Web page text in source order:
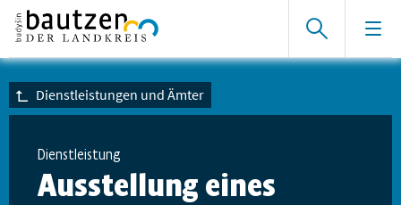
Dienstleistungen und Ämter
Dienstleistung
Ausstellung eines